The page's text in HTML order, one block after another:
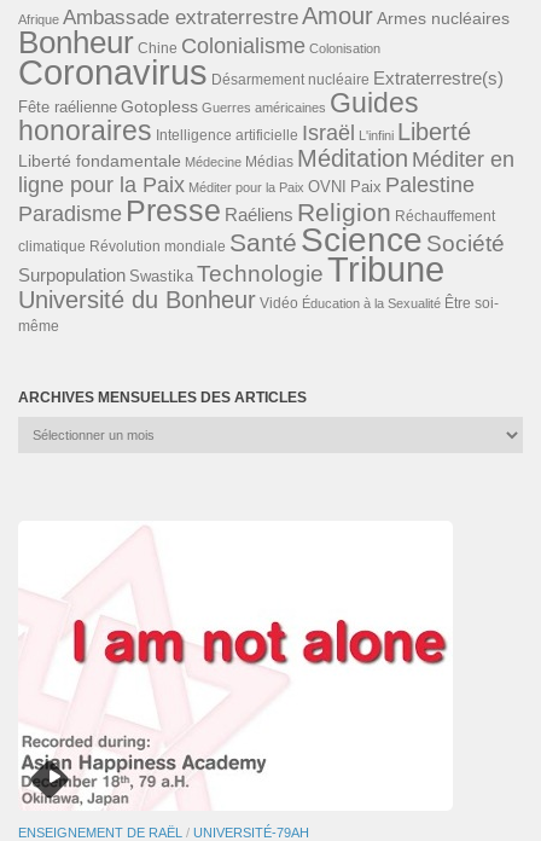
Afrique Ambassade extraterrestreAmourArmes nucléaires
Bonheur Chine Colonialisme Colonisation
Coronavirus Désarmement nucléaire Extraterrestre(s)
Fête raélienne Gotopless Guerres américaines Guides
honoraires Intelligence artificielle Israël L'infini Liberté
Liberté fondamentale Médecine Médias Méditation Méditer en
ligne pour la Paix Méditer pour la Paix OVNI Paix Palestine
Paradisme Presse Raéliens Religion Réchauffement
climatique Révolution mondiale Santé Science Société
Surpopulation Swastika TechnologieTribune
Université du Bonheur Vidéo Éducation à la Sexualité Être soi-
même
ARCHIVES MENSUELLES DES ARTICLES
Archives
ENSEIGNEMENT DE RAËL / UNIVERSITÉ-79AH